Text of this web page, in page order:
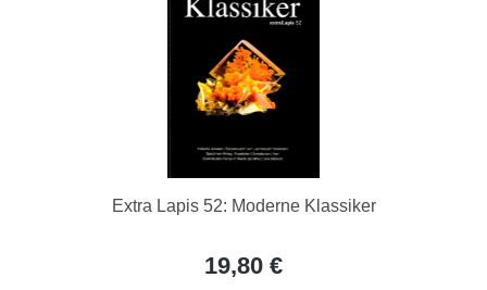
Extra Lapis 52: Moderne Klassiker
19,80 €